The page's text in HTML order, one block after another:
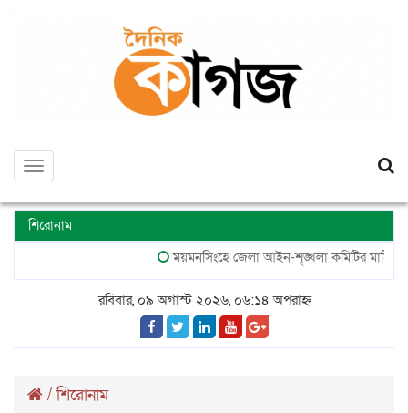
Toggle
শিরোনাম
ময়মনসিংহে জেলা আইন-শৃঙ্খলা কমিটির মাসিক
রবিবার, ০৯ অগাস্ট ২০২৬, ০৬:১৪ অপরাহ্ন
/শিরোনাম